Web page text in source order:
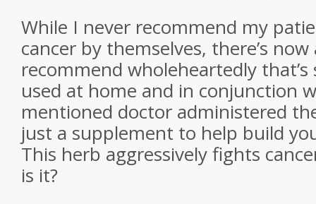
While I never recommend my
cancer by themselves, there’s
recommend wholeheartedly that’s
used at home and in conjunction
mentioned doctor administered
just a supplement to help build
This herb aggressively fights
is it?